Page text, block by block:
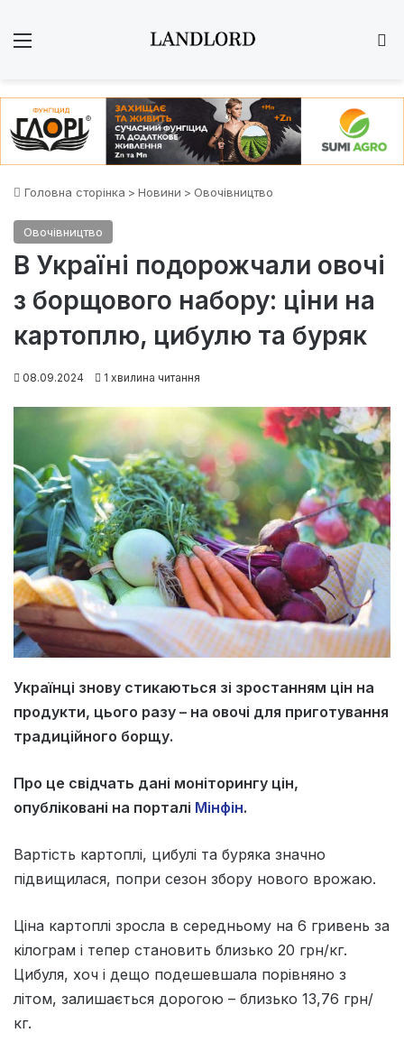
Головна сторінка > Новини > Овочівництво
Овочівництво
В Україні подорожчали овочі
з борщового набору: ціни на
картоплю, цибулю та буряк
08.09.2024 1 хвилина читання
Українці знову стикаються зі зростанням цін на
продукти, цього разу – на овочі для приготування
традиційного борщу.
Про це свідчать дані моніторингу цін,
опубліковані на порталі Мінфін.
Вартість картоплі, цибулі та буряка значно
підвищилася, попри сезон збору нового врожаю.
Ціна картоплі зросла в середньому на 6 гривень за
кілограм і тепер становить близько 20 грн/кг.
Цибуля, хоч і дещо подешевшала порівняно з
літом, залишається дорогою – близько 13,76 грн/
кг.